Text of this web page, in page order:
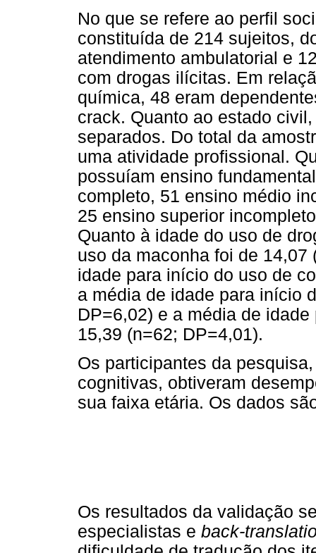
No que se refere ao perfil
constituída de 214 sujeitos,
atendimento ambulatorial e
com drogas ilícitas. Em
química, 48 eram
crack. Quanto ao estado
separados. Do total da
uma atividade profissional.
possuíam ensino
completo, 51 ensino médio
25 ensino superior
Quanto à idade do uso de
uso da maconha foi de 14,07
idade para início do uso de
a média de idade para início
DP=6,02) e a média de
15,39 (n=62; DP=4,01).
Os participantes da
cognitivas, obtiveram
sua faixa etária. Os dados
Os resultados da validação
especialistas e back-